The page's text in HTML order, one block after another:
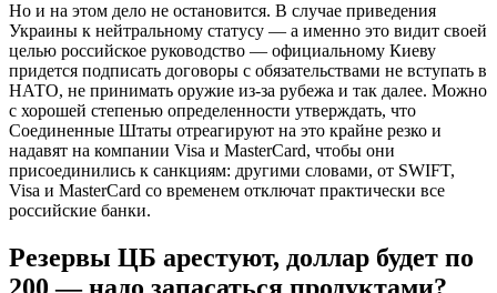
Но и на этом дело не остановится. В случае приведения
Украины к нейтральному статусу — а именно это видит своей
целью российское руководство — официальному Киеву
придется подписать договоры с обязательствами не вступать в
НАТО, не принимать оружие из-за рубежа и так далее. Можно
с хорошей степенью определенности утверждать, что
Соединенные Штаты отреагируют на это крайне резко и
надавят на компании Visa и MasterСard, чтобы они
присоединились к санкциям: другими словами, от SWIFT,
Visa и MasterCard со временем отключат практически все
российские банки.
Резервы ЦБ арестуют, доллар будет по